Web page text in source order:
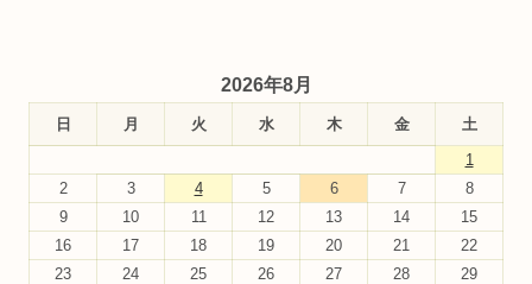
2026年8月
日 月 火 水 木 金
土
1
2
3 4 5 6 7
8
9
10 11 12 13 14
15
16
17 18 19 20 21
22
23
24 25 26 27 28
29